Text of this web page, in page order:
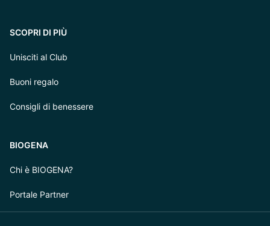
SCOPRI DI PIÙ
Unisciti al Club
Buoni regalo
Consigli di benessere
BIOGENA
Chi è BIOGENA?
Portale Partner